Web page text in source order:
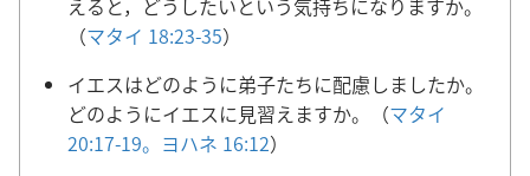
えると，どうしたいという気持ちになりますか。
（マタイ 18:23-35）
イエスはどのように弟子たちに配慮しましたか。
どのようにイエスに見習えますか。（マタイ
20:17-19。 ヨハネ 16:12）